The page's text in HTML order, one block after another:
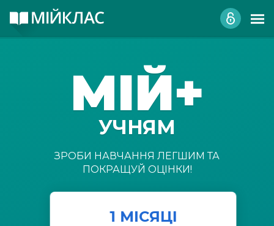
МІЙ+
УЧНЯМ
ЗРОБИ НАВЧАННЯ ЛЕГШИМ ТА
ПОКРАЩУЙ ОЦІНКИ!
1 МІСЯЦІ